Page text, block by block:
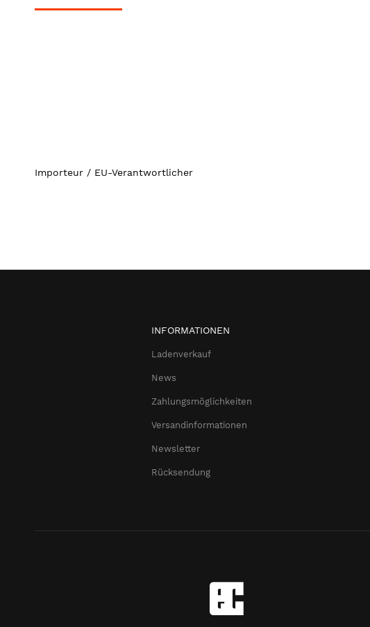
Importeur / EU-Verantwortlicher
INFORMATIONEN
Ladenverkauf
News
Zahlungsmöglichkeiten
Versandinformationen
Newsletter
Rücksendung